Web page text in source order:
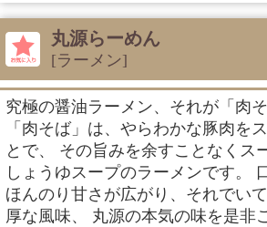
丸源らーめん
[ラーメン]
究極の醤油ラーメン、それが「肉
「肉そば」は、やらわかな豚肉を
とで、 その旨みを余すことなくス
しょうゆスープのラーメンです。
ほんのり甘さが広がり、それでい
厚な風味、 丸源の本気の味を是非